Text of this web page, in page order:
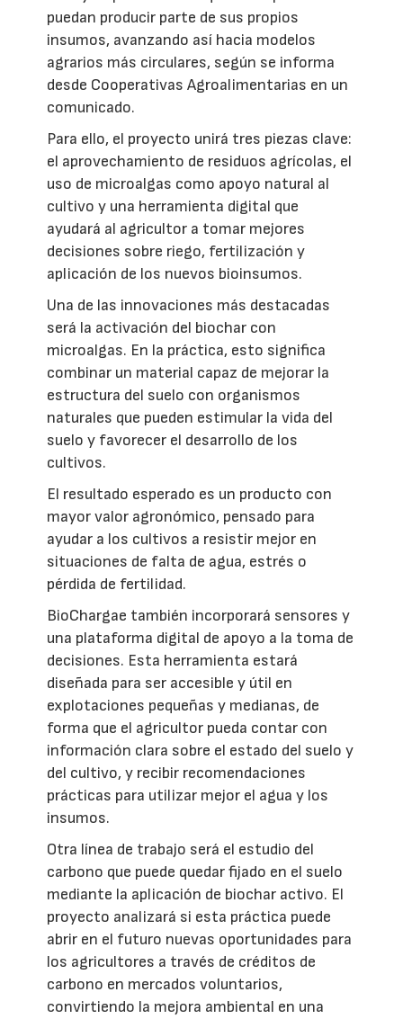
puedan producir parte de sus propios
insumos, avanzando así hacia modelos
agrarios más circulares, según se informa
desde Cooperativas Agroalimentarias en un
comunicado.
Para ello, el proyecto unirá tres piezas clave:
el aprovechamiento de residuos agrícolas, el
uso de microalgas como apoyo natural al
cultivo y una herramienta digital que
ayudará al agricultor a tomar mejores
decisiones sobre riego, fertilización y
aplicación de los nuevos bioinsumos.
Una de las innovaciones más destacadas
será la activación del biochar con
microalgas. En la práctica, esto significa
combinar un material capaz de mejorar la
estructura del suelo con organismos
naturales que pueden estimular la vida del
suelo y favorecer el desarrollo de los
cultivos.
El resultado esperado es un producto con
mayor valor agronómico, pensado para
ayudar a los cultivos a resistir mejor en
situaciones de falta de agua, estrés o
pérdida de fertilidad.
BioChargae también incorporará sensores y
una plataforma digital de apoyo a la toma de
decisiones. Esta herramienta estará
diseñada para ser accesible y útil en
explotaciones pequeñas y medianas, de
forma que el agricultor pueda contar con
información clara sobre el estado del suelo y
del cultivo, y recibir recomendaciones
prácticas para utilizar mejor el agua y los
insumos.
Otra línea de trabajo será el estudio del
carbono que puede quedar fijado en el suelo
mediante la aplicación de biochar activo. El
proyecto analizará si esta práctica puede
abrir en el futuro nuevas oportunidades para
los agricultores a través de créditos de
carbono en mercados voluntarios,
convirtiendo la mejora ambiental en una